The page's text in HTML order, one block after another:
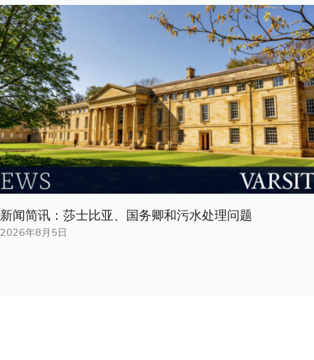
新闻简讯：莎士比亚、国务卿和污水处理问题
2026年8月5日